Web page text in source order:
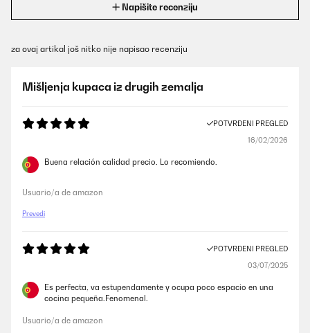
Napišite recenziju
za ovaj artikal još nitko nije napisao recenziju
Mišljenja kupaca iz drugih zemalja
POTVRĐENI PREGLED
16/02/2026
Buena relación calidad precio. Lo recomiendo.
Usuario/a de amazon
Prevedi
POTVRĐENI PREGLED
03/07/2025
Es perfecta, va estupendamente y ocupa poco espacio en una
cocina pequeña.Fenomenal.
Usuario/a de amazon